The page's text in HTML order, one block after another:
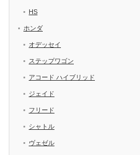
HS
ホンダ
オデッセイ
ステップワゴン
アコード ハイブリッド
ジェイド
フリード
シャトル
ヴェゼル